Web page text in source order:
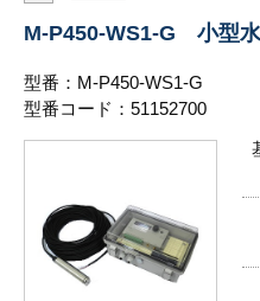
M-P450-WS1-G 小型
型番：M-P450-WS1-G
型番コード：51152700